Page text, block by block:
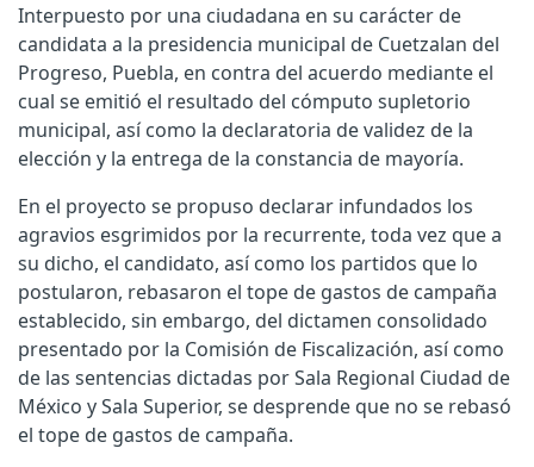
Interpuesto por una ciudadana en su carácter de
candidata a la presidencia municipal de Cuetzalan del
Progreso, Puebla, en contra del acuerdo mediante el
cual se emitió el resultado del cómputo supletorio
municipal, así como la declaratoria de validez de la
elección y la entrega de la constancia de mayoría.
En el proyecto se propuso declarar infundados los
agravios esgrimidos por la recurrente, toda vez que a
su dicho, el candidato, así como los partidos que lo
postularon, rebasaron el tope de gastos de campaña
establecido, sin embargo, del dictamen consolidado
presentado por la Comisión de Fiscalización, así como
de las sentencias dictadas por Sala Regional Ciudad de
México y Sala Superior, se desprende que no se rebasó
el tope de gastos de campaña.